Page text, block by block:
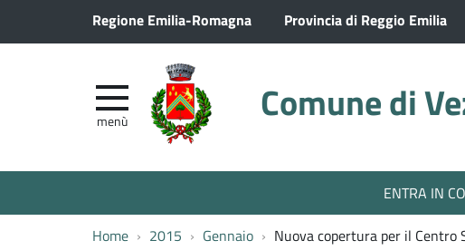
Regione Emilia-Romagna Provincia di Reggio Emilia
Comune di
menù
ENTRA IN
Home 2015 Gennaio Nuova copertura per il Centro